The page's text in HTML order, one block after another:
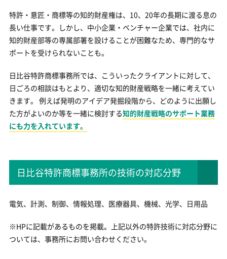
特許・意匠・商標等の知的財産権は、10、20年の長期に渡る息の
長い仕事です。しかし、中小企業・ベンチャー企業では、社内に
知的財産部等の専属部署を設けることが困難なため、専門的なサ
ポートを受けられないことも。
日比谷特許商標事務所では、こういったクライアントに対して、
日ごろの相談はもとより、適切な知的財産戦略を一緒に考えてい
きます。 例えば発明のアイデア発掘段階から、どのように出願し
た方がよいのか等を一緒に検討する知的財産戦略のサポート業務
にも力を入れています。
日比谷特許商標事務所の技術の対応分野
電気、計測、制御、情報処理、医療器具、機械、光学、日用品
※HPに記載があるものを掲載。上記以外の特許技術に対応分野に
ついては、事務所にお問い合わせください。